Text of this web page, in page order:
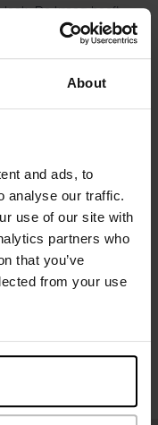
About
and ads, to
analyse our traffic.
use of our site with
partners who
that you’ve
from your use
De kraag heeft
zijn direct op
draagt ​​maat S.